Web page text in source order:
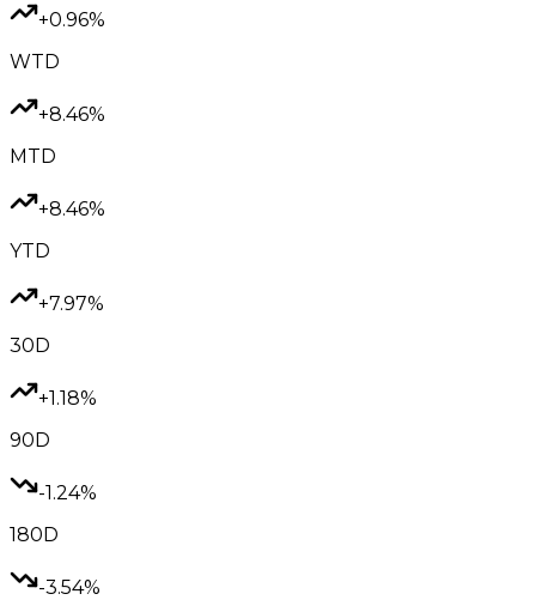
+0.96%
WTD
+8.46%
MTD
+8.46%
YTD
+7.97%
30D
+1.18%
90D
-1.24%
180D
-3.54%